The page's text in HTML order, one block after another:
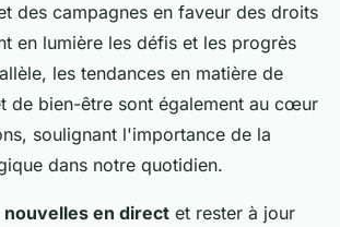
des campagnes en faveur des droits
en lumière les défis et les progrès
les tendances en matière de
de bien-être sont également au cœur
soulignant l'importance de la
dans notre quotidien.
nouvelles en direct et rester à jour